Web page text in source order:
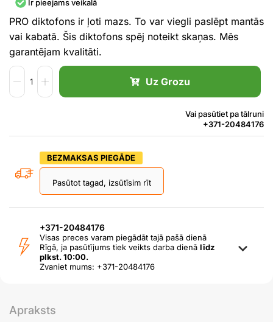
Ir pieejams veikalā
PRO diktofons ir ļoti mazs. To var viegli paslēpt mantās
vai kabatā. Šis diktofons spēj noteikt skaņas. Mēs
garantējam kvalitāti.
Uz Grozu
Vai pasūtiet pa tālruni
+371-20484176
BEZMAKSAS PIEGĀDE
Pasūtot tagad, izsūtīsim rīt
+371-20484176
Visas preces varam piegādāt tajā pašā dienā
Rīgā, ja pasūtījums tiek veikts darba dienā līdz
plkst. 10:00.
Zvaniet mums: +371-20484176
Apraksts